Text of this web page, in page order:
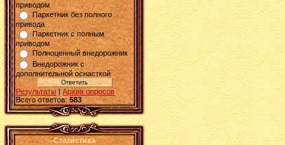
приводом
Паркетник без полного
привода
Паркетник с полным
приводом
Полноценный внедорожник
Внедорожник с
дополнительной оснасткой
Результаты |Архив опросов
Всего ответов:583
Статистика